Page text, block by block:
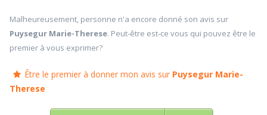
Malheureusement, personne n'a encore donné son avis sur
Puysegur Marie-Therese. Peut-être est-ce vous qui pouvez être le
premier à vous exprimer?
Être le premier à donner mon avis sur Puysegur Marie-
Therese